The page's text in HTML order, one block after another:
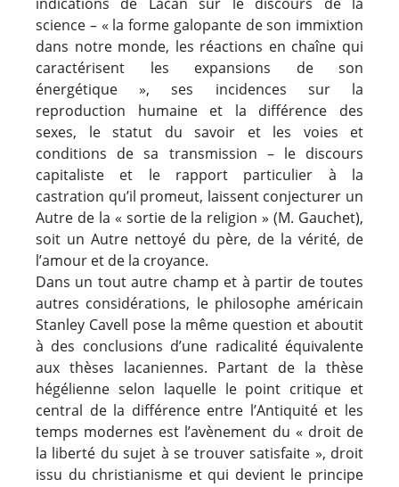
science – « la forme galopante de son immixtion
dans notre monde, les réactions en chaîne qui
caractérisent les expansions de son
énergétique », ses incidences sur la
reproduction humaine et la différence des
sexes, le statut du savoir et les voies et
conditions de sa transmission – le discours
capitaliste et le rapport particulier à la
castration qu’il promeut, laissent conjecturer un
Autre de la « sortie de la religion » (M. Gauchet),
soit un Autre nettoyé du père, de la vérité, de
l’amour et de la croyance.
Dans un tout autre champ et à partir de toutes
autres considérations, le philosophe américain
Stanley Cavell pose la même question et aboutit
à des conclusions d’une radicalité équivalente
aux thèses lacaniennes. Partant de la thèse
hégélienne selon laquelle le point critique et
central de la différence entre l’Antiquité et les
temps modernes est l’avènement du « droit de
la liberté du sujet à se trouver satisfaite », droit
issu du christianisme et qui devient le principe